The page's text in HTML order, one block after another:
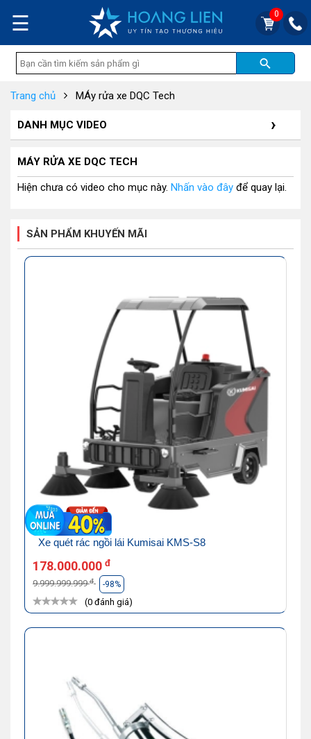
☰ 0
Trang chủ MÁy rửa xe DQC Tech
DANH MỤC VIDEO
MÁY RỬA XE DQC TECH
Hiện chưa có video cho mục này. Nhấn vào đây để quay lại.
SẢN PHẨM KHUYẾN MÃI
Xe quét rác ngồi lái Kumisai KMS-S8
178.000.000 đ
9.999.999.999đ -98%
(0 đánh giá)